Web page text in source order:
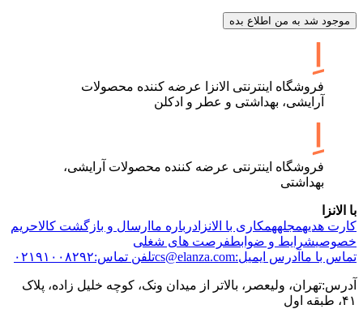
موجود شد به من اطلاع بده
فروشگاه اینترنتی الانزا عرضه کننده محصولات
آرایشی، بهداشتی و عطر و ادکلن
فروشگاه اینترنتی عرضه کننده محصولات آرایشی،
بهداشتی
با الانزا
کارت هدیهمجلههمکاری با الانزا درباره ما ارسال و بازگشت کالاحریم
خصوصیشرایط و ضوابطفرصت های شغلی
تماس با ما آدرس ایمیل:cs@elanza.com تلفن تماس:۰۲۱۹۱۰۰۸۲۹۲
آدرس:تهران، ولیعصر، بالاتر از میدان ونک، کوچه خلیل زاده، پلاک
۴۱، طبقه اول